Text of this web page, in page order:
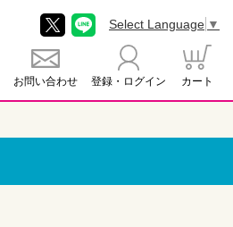
お問い合わせ 登録・ログイン カート
Select Language ▼